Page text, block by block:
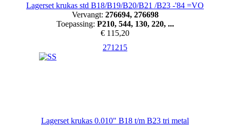
Lagerset krukas std B18/B19/B20/B21 /B23 -'84 =VO
Vervangt: 276694, 276698
Toepassing: P210, 544, 130, 220, ...
€ 115,20
271215
Lagerset krukas 0.010" B18 t/m B23 tri metal